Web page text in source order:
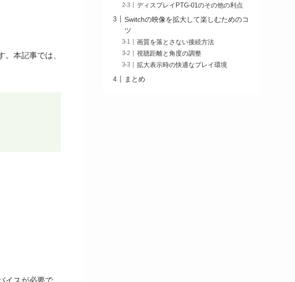
本記事では、
イスが必要で
ディスプレイPTG-01のその他の利点
Switchの映像を拡大して楽しむためのコ
ツ
画質を落とさない接続方法
視聴距離と角度の調整
拡大表示時の快適なプレイ環境
まとめ